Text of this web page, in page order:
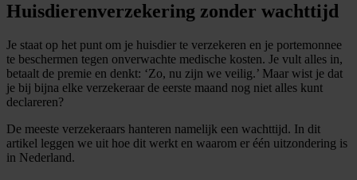
Huisdierenverzekering zonder wachttijd
Je staat op het punt om je huisdier te verzekeren en je portemonnee
te beschermen tegen onverwachte medische kosten. Je vult alles in,
betaalt de premie en denkt: ‘Zo, nu zijn we veilig.’ Maar wist je dat
je bij bijna elke verzekeraar de eerste maand nog niet alles kunt
declareren?
De meeste verzekeraars hanteren namelijk een wachttijd. In dit
artikel leggen we uit hoe dit werkt en waarom er één uitzondering is
in Nederland.